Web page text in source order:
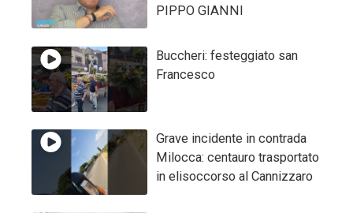
PIPPO GIANNI
Buccheri: festeggiato san
Francesco
Grave incidente in contrada
Milocca: centauro trasportato
in elisoccorso al Cannizzaro